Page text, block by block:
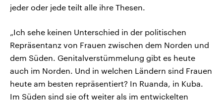
jeder oder jede teilt alle ihre Thesen.
„Ich sehe keinen Unterschied in der politischen
Repräsentanz von Frauen zwischen dem Norden und
dem Süden. Genitalverstümmelung gibt es heute
auch im Norden. Und in welchen Ländern sind Frauen
heute am besten repräsentiert? In Ruanda, in Kuba.
Im Süden sind sie oft weiter als im entwickelten